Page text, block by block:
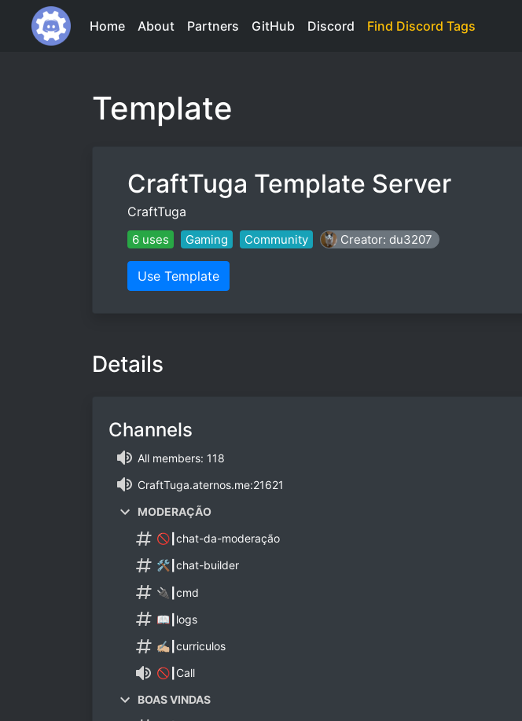
Home About Partners GitHub Discord Find Discord Tags
Template
CraftTuga Template Server
CraftTuga
6 uses Gaming Community Creator: du3207
Use Template
Details
Channels
All members: 118
CraftTuga.aternos.me:21621
MODERAÇÃO
🚫┃chat-da-moderação
🛠️┃chat-builder
🔌┃cmd
📖┃logs
✍🏼┃curriculos
🚫┃Call
BOAS VINDAS